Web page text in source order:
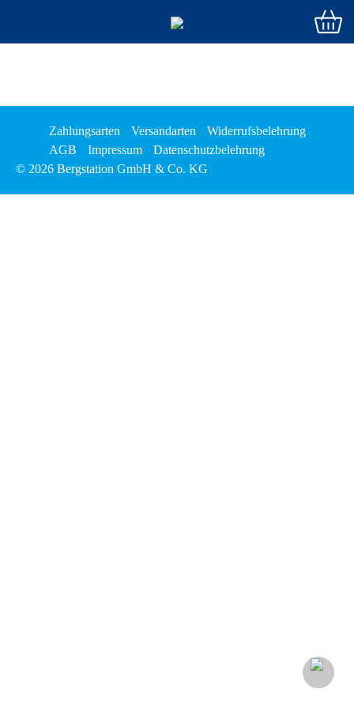
Zahlungsarten Versandarten
Widerrufsbelehrung
AGB
Impressum
Datenschutzbelehrung
© 2026 Bergstation GmbH & Co. KG